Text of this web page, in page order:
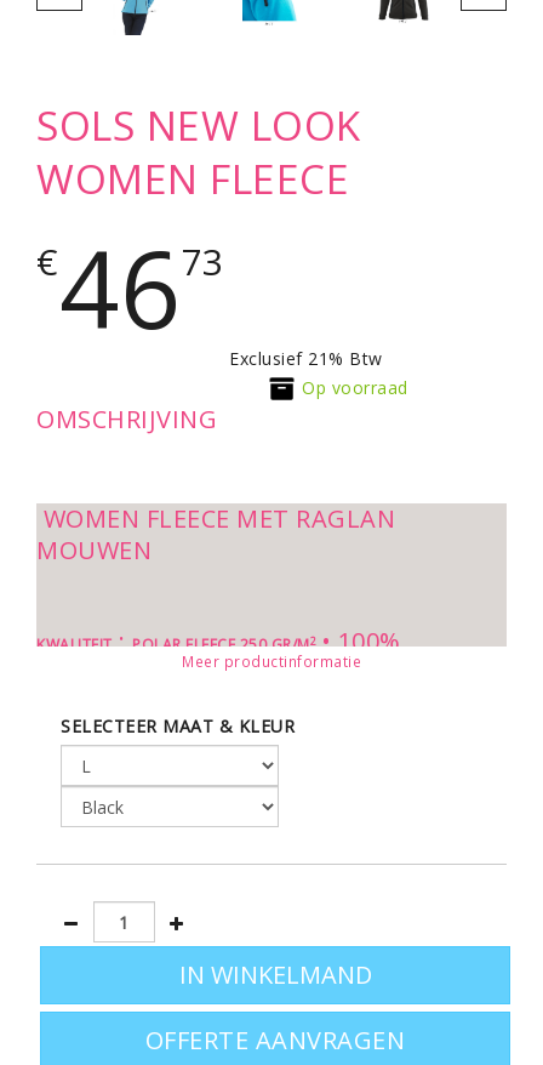
SOLS NEW LOOK
WOMEN FLEECE
€4673
Exclusief 21% Btw
Op voorraad
OMSCHRIJVING
WOMEN FLEECE MET RAGLAN
MOUWEN
KWALITEIT:POLAR FLEECE 250 GR/M2 • 100%
POLYESTER. GERUWDE BINNENKANT
:SPORT & TENDANCE
VOORKANT ZIP EN
ZWARTE ZAKKEN MET CONTRAST
GEKLEURDE RITS • WATERBESTENDIG •
RECHT OPSTAANDE KRAAG
Leverbaar in de maten:
Meer productinformatie
SELECTEER MAAT & KLEUR
OFFERTE AANVRAGEN